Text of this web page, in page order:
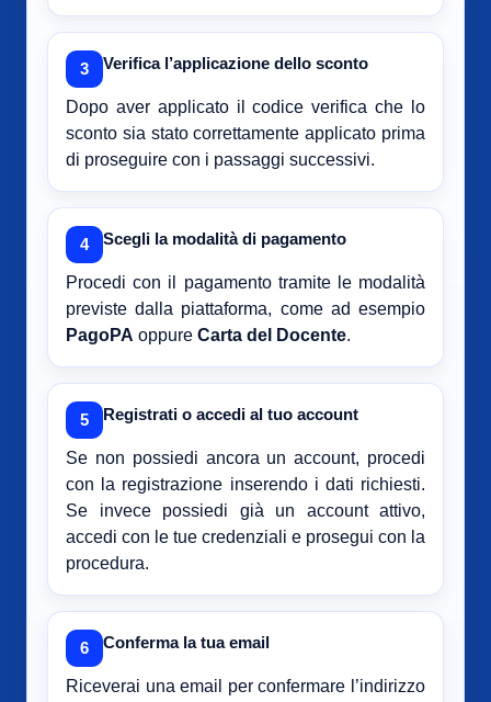
3 Verifica l’applicazione dello sconto
Dopo aver applicato il codice verifica che lo
sconto sia stato correttamente applicato prima
di proseguire con i passaggi successivi.
4 Scegli la modalità di pagamento
Procedi con il pagamento tramite le modalità
previste dalla piattaforma, come ad esempio
PagoPA oppure Carta del Docente.
5 Registrati o accedi al tuo account
Se non possiedi ancora un account, procedi
con la registrazione inserendo i dati richiesti.
Se invece possiedi già un account attivo,
accedi con le tue credenziali e prosegui con la
procedura.
6 Conferma la tua email
Riceverai una email per confermare l’indirizzo